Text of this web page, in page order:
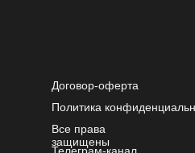
Договор-оферта
Политика
Все права
защищены